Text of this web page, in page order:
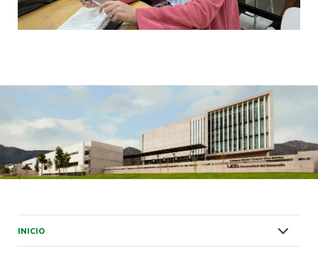
INICIO